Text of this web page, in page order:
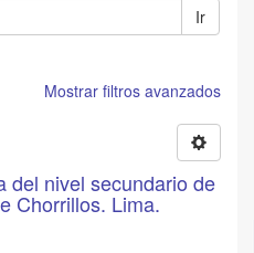
Ir
Mostrar filtros avanzados
del nivel secundario de
Chorrillos. Lima.